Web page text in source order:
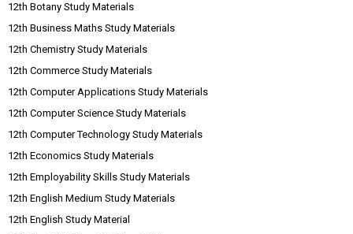
12th Botany Study Materials
12th Business Maths Study Materials
12th Chemistry Study Materials
12th Commerce Study Materials
12th Computer Applications Study Materials
12th Computer Science Study Materials
12th Computer Technology Study Materials
12th Economics Study Materials
12th Employability Skills Study Materials
12th English Medium Study Materials
12th English Study Material